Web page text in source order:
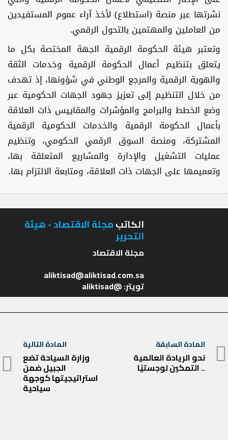
نشرتها عبر منصة (استطلاع) لأخذ آراء عموم المستفيدين
من العاملين والمهتمين بالتحول الرقمي.
وتعتبر هيئة الحكومة الرقمية الجهة المختصة بكل ما
يتعلق بتنظيم أعمال الحكومة الرقمية وخدمات الثقة
والهوية الرقمية والمرجع الوطني في شؤونها، إذ تهدف
من خلال التنظيم إلى تعزيز جهود الجهات الحكومية عبر
وضع الخطط والبرامج والمؤشرات والمقاييس ذات العلاقة
بأعمال الحكومة الرقمية والخدمات الحكومية الرقمية
المشتركة، ومنصة السوق الرقمي الحكومي، وتنظيم
عمليات التشغيل والإدارة والمشاريع المتعلقة بها،
وتعميمها على الجهات ذات العلاقة، ومتابعة الالتزام بها.
الكاتبمجلة الاقتصاد - هيئة
التحرير
تويتر: @aliktisad
تصفّح
المقالات
المادة السابقة
المادة
السابقة
نحو الريادة العالمية
.. التمكين لوجستيًا
المادة التالية
المادة
التالية
وزارة السياحة تضع
الجبيل ضمن
استراتيجيتها كوجهة
سياحية